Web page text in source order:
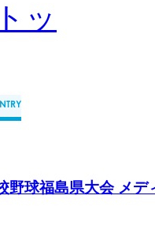
野球福島県大会 メデ